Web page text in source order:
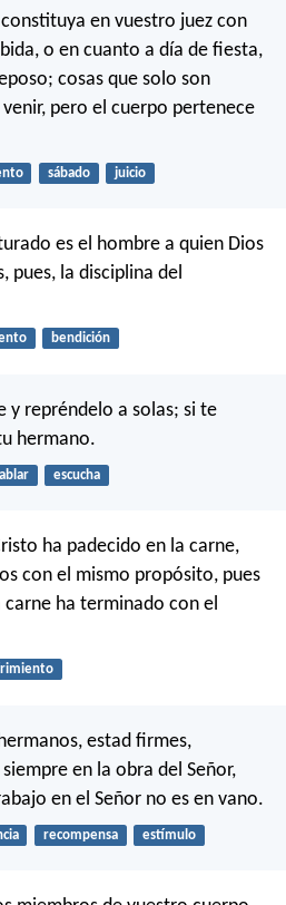
en vuestro juez con
o en cuanto a día de fiesta,
cosas que solo son
pero el cuerpo pertenece
sábado juicio
es el hombre a quien Dios
pues, la disciplina del
bendición
y repréndelo a solas; si te
hermano.
escucha
ha padecido en la carne,
con el mismo propósito, pues
ha terminado con el
estad firmes,
en la obra del Señor,
en el Señor no es en vano.
recompensa estímulo